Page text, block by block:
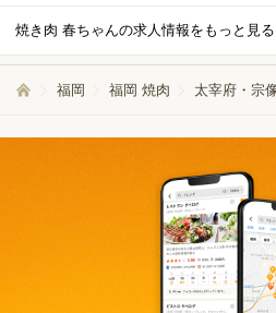
量が過度に多くなることはなく、ピークタ
るため、一人ひとりに無理なく取り組んでいただけます
体制を整えています。わからないことや不
焼き肉 春ちゃんの求人情報をもっと見る
福岡 福岡 焼肉 太宰府・宗